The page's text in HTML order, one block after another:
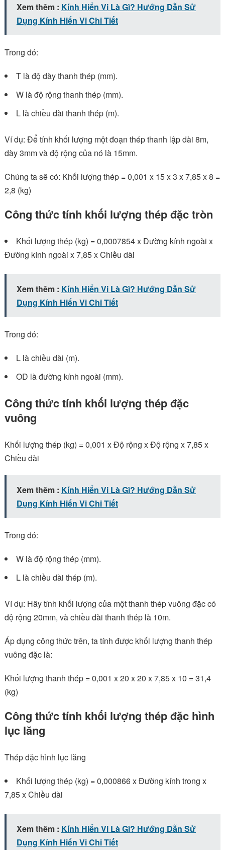
Xem thêm : Kính Hiển Vi Là Gì? Hướng Dẫn Sử
Dụng Kính Hiển Vi Chi Tiết
Trong đó:
T là độ dày thanh thép (mm).
W là độ rộng thanh thép (mm).
L là chiều dài thanh thép (m).
Ví dụ: Để tính khối lượng một đoạn thép thanh lập dài 8m,
dày 3mm và độ rộng của nó là 15mm.
Chúng ta sẽ có: Khối lượng thép = 0,001 x 15 x 3 x 7,85 x 8 =
2,8 (kg)
Công thức tính khối lượng thép đặc tròn
Khối lượng thép (kg) = 0,0007854 x Đường kính ngoài x
Đường kính ngoài x 7,85 x Chiều dài
Xem thêm : Kính Hiển Vi Là Gì? Hướng Dẫn Sử
Dụng Kính Hiển Vi Chi Tiết
Trong đó:
L là chiều dài (m).
OD là đường kính ngoài (mm).
Công thức tính khối lượng thép đặc
vuông
Khối lượng thép (kg) = 0,001 x Độ rộng x Độ rộng x 7,85 x
Chiều dài
Xem thêm : Kính Hiển Vi Là Gì? Hướng Dẫn Sử
Dụng Kính Hiển Vi Chi Tiết
Trong đó:
W là độ rộng thép (mm).
L là chiều dài thép (m).
Ví dụ: Hãy tính khối lượng của một thanh thép vuông đặc có
độ rộng 20mm, và chiều dài thanh thép là 10m.
Áp dụng công thức trên, ta tính được khối lượng thanh thép
vuông đặc là:
Khối lượng thanh thép = 0,001 x 20 x 20 x 7,85 x 10 = 31,4
(kg)
Công thức tính khối lượng thép đặc hình
lục lăng
Thép đặc hình lục lăng
Khối lượng thép (kg) = 0,000866 x Đường kính trong x
7,85 x Chiều dài
Xem thêm : Kính Hiển Vi Là Gì? Hướng Dẫn Sử
Dụng Kính Hiển Vi Chi Tiết